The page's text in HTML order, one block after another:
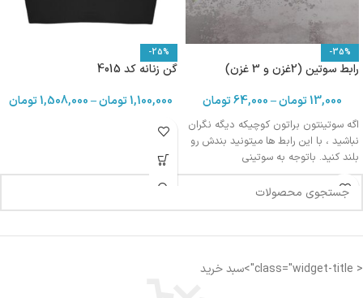
-35%
رابط سوتین (2غزن و 3 غزن)
13,000تومان–
64,000تومان
اگه سوتینتون براتون کوچیکه دیگه نگران
نباشید ، با این رابط ها میتونید بندش رو
بلند کنید. باتوجه به سوتینی
-25%
گن زنانه کد 4015
1,100,000تومان–
1,508,000تومان
< class="widget-title">سبد خرید